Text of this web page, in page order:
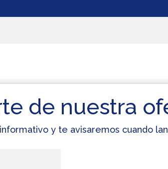
de nuestra
y te avisaremos cuando